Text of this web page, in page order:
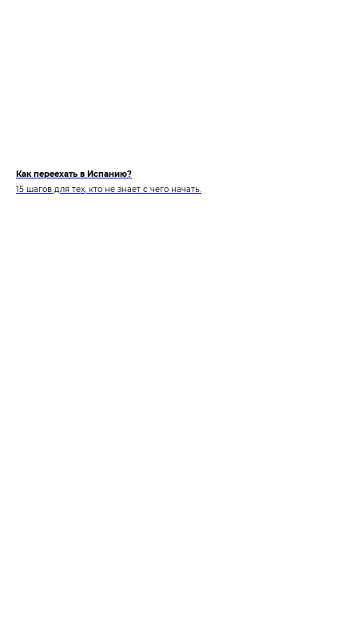
Как переехать в Испанию?
15 шагов для тех, кто не знает с чего начать.